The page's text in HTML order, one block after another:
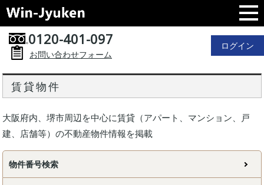
0120-401-097
お問い合わせフォーム
ログイン
賃貸物件
大阪府内、堺市周辺を中心に賃貸（アパート、マンション、戸
建、店舗等）の不動産物件情報を掲載
物件番号検索